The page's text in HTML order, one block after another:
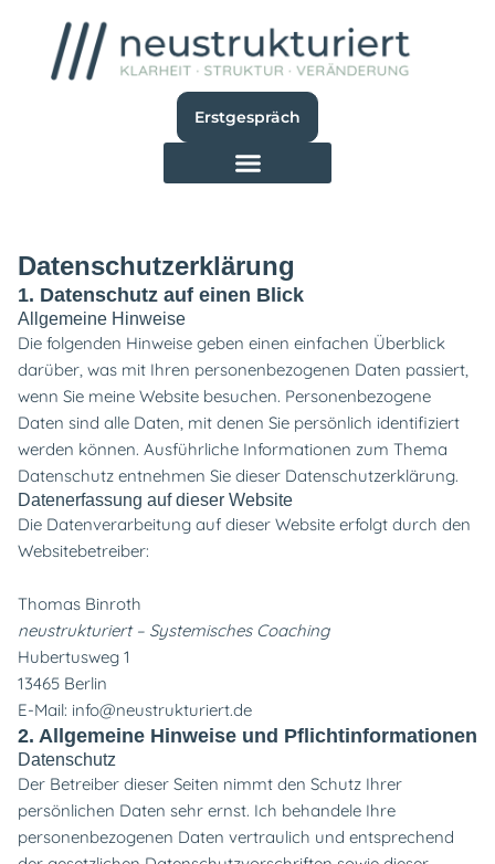
springen
Erstgespräch
Datenschutzerklärung
1. Datenschutz auf einen Blick
Allgemeine Hinweise
Die folgenden Hinweise geben einen einfachen Überblick
darüber, was mit Ihren personenbezogenen Daten passiert,
wenn Sie meine Website besuchen. Personenbezogene
Daten sind alle Daten, mit denen Sie persönlich identifiziert
werden können. Ausführliche Informationen zum Thema
Datenschutz entnehmen Sie dieser Datenschutzerklärung.
Datenerfassung auf dieser Website
Die Datenverarbeitung auf dieser Website erfolgt durch den
Websitebetreiber:
Thomas Binroth
neustrukturiert – Systemisches Coaching
Hubertusweg 1
13465 Berlin
E-Mail: info@neustrukturiert.de
2. Allgemeine Hinweise und Pflichtinformationen
Datenschutz
Der Betreiber dieser Seiten nimmt den Schutz Ihrer
persönlichen Daten sehr ernst. Ich behandele Ihre
personenbezogenen Daten vertraulich und entsprechend